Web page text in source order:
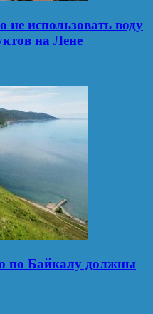
не использовать воду
на Лене
по Байкалу должны